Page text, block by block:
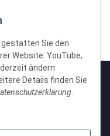
gestatten Sie den
Website: YouTube,
ändern
Details finden Sie
.